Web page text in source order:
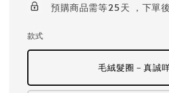
預購商品需等25天 ，下單
款式
毛絨髮圈－真誠